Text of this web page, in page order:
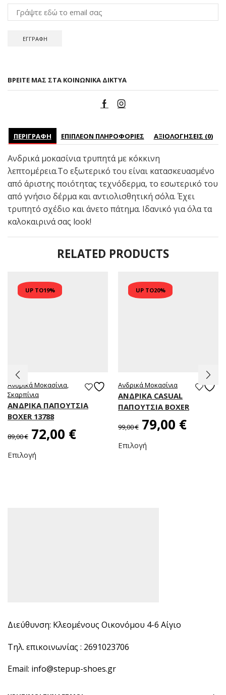
ΒΡΕΊΤΕ ΜΑΣ ΣΤΑ ΚΟΙΝΩΝΙΚΆ ΔΊΚΤΥΑ
ΠΕΡΙΓΡΑΦΉ ΕΠΙΠΛΈΟΝ ΠΛΗΡΟΦΟΡΊΕΣ ΑΞΙΟΛΟΓΉΣΕΙΣ (0)
Ανδρικά μοκασίνια τρυπητά με κόκκινη
λεπτομέρεια.Το εξωτερικό του είναι κατασκευασμένο
από άριστης ποιότητας τεχνόδερμα, το εσωτερικό του
από γνήσιο δέρμα και αντιολισθητική σόλα. Έχει
τρυπητό σχέδιο και άνετο πάτημα. Ιδανικό για όλα τα
καλοκαιρινά σας look!
RELATED PRODUCTS
UP TO19%
Ανδρικά Μοκασίνια,
Σκαρπίνια
ΑΝΔΡΙΚΑ ΠΑΠΟΥΤΣΙΑ
BOXER 13788
89,00€ 72,00 €
Επιλογή
UP TO20%
Ανδρικά Μοκασίνια
ΑΝΔΡΙΚΑ CASUAL
ΠΑΠΟΥΤΣΙΑ BOXER
99,00€ 79,00 €
Επιλογή
Διεύθυνση: Κλεομένους Οικονόμου 4-6 Αίγιο
Τηλ. επικοινωνίας : 2691023706
Email: info@stepup-shoes.gr